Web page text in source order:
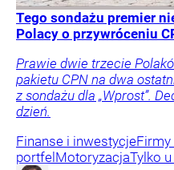
Tego sondażu premier
Polacy o przywróceniu
Prawie dwie trzecie
pakietu CPN na dwa
z sondażu dla „Wprost”.
dzień.
Finanse i inwestycjeFirmy
portfelMotoryzacjaTylko